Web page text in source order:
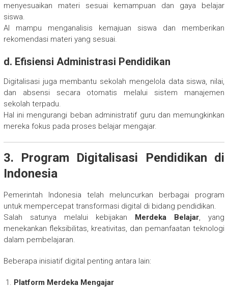
menyesuaikan materi sesuai kemampuan dan gaya belajar
siswa.
AI mampu menganalisis kemajuan siswa dan memberikan
rekomendasi materi yang sesuai.
d. Efisiensi Administrasi Pendidikan
Digitalisasi juga membantu sekolah mengelola data siswa, nilai,
dan absensi secara otomatis melalui sistem manajemen
sekolah terpadu.
Hal ini mengurangi beban administratif guru dan memungkinkan
mereka fokus pada proses belajar mengajar.
3. Program Digitalisasi Pendidikan di
Indonesia
Pemerintah Indonesia telah meluncurkan berbagai program
untuk mempercepat transformasi digital di bidang pendidikan.
Salah satunya melalui kebijakan Merdeka Belajar, yang
menekankan fleksibilitas, kreativitas, dan pemanfaatan teknologi
dalam pembelajaran.
Beberapa inisiatif digital penting antara lain:
Platform Merdeka Mengajar